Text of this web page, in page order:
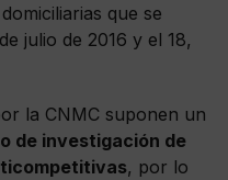
que se
julio de 2016 y el 18,
la CNMC suponen un
de investigación de
, por lo